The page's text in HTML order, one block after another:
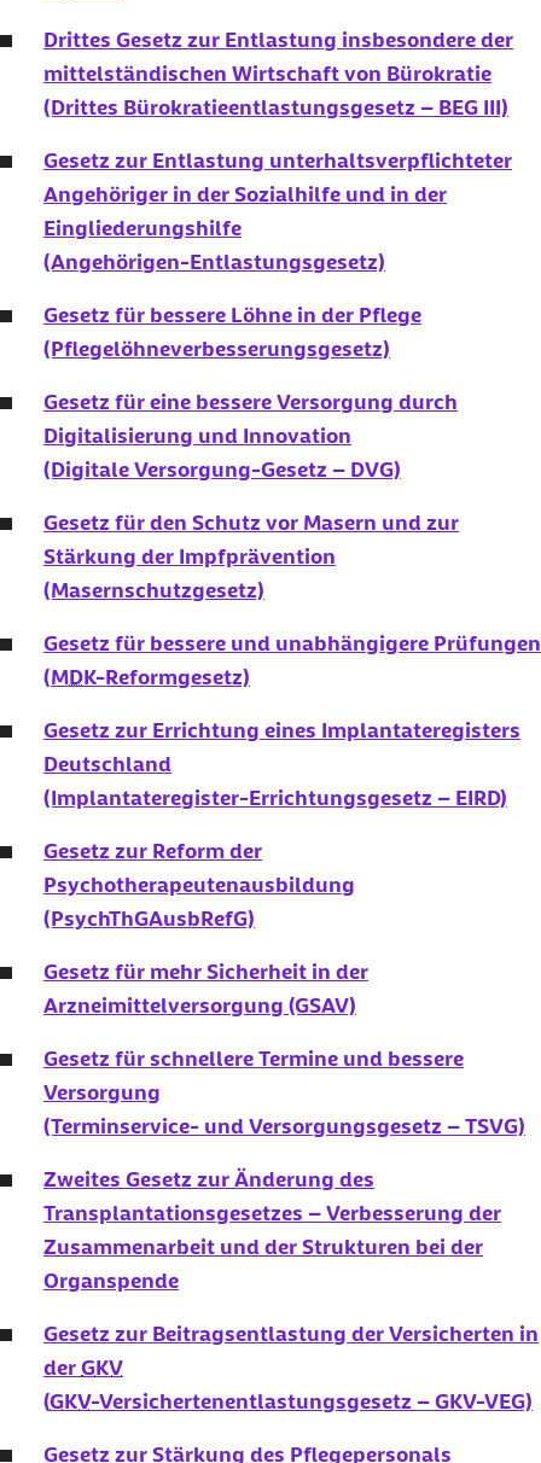
Drittes Gesetz zur Entlastung insbesondere der
mittelständischen Wirtschaft von Bürokratie
(Drittes Bürokratieentlastungsgesetz – BEG III)
Gesetz zur Entlastung unterhaltsverpflichteter
Angehöriger in der Sozialhilfe und in der
Eingliederungshilfe
(Angehörigen-Entlastungsgesetz)
Gesetz für bessere Löhne in der Pflege
(Pflegelöhneverbesserungsgesetz)
Gesetz für eine bessere Versorgung durch
Digitalisierung und Innovation
(Digitale Versorgung-Gesetz – DVG)
Gesetz für den Schutz vor Masern und zur
Stärkung der Impfprävention
(Masernschutzgesetz)
Gesetz für bessere und unabhängigere Prüfungen
(MDK-Reformgesetz)
Gesetz zur Errichtung eines Implantateregisters
Deutschland
(Implantateregister-Errichtungsgesetz – EIRD)
Gesetz zur Reform der
Psychotherapeutenausbildung
(PsychThGAusbRefG)
Gesetz für mehr Sicherheit in der
Arzneimittelversorgung (GSAV)
Gesetz für schnellere Termine und bessere
Versorgung
(Terminservice- und Versorgungsgesetz – TSVG)
Zweites Gesetz zur Änderung des
Transplantationsgesetzes – Verbesserung der
Zusammenarbeit und der Strukturen bei der
Organspende
Gesetz zur Beitragsentlastung der Versicherten in
der GKV
(GKV-Versichertenentlastungsgesetz – GKV-VEG)
Gesetz zur Stärkung des Pflegepersonals